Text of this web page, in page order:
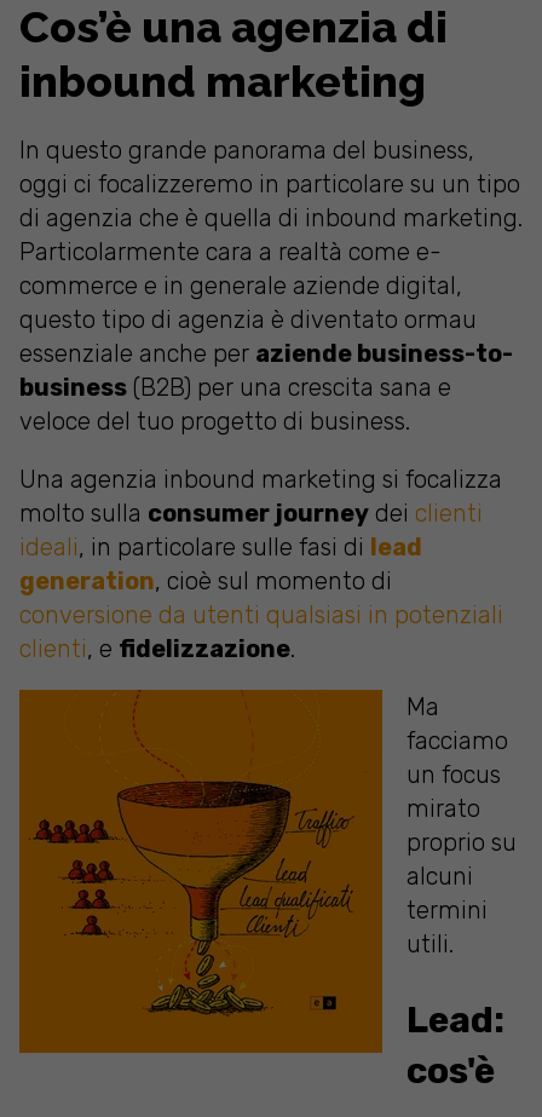
Cos’è una agenzia di
inbound marketing
In questo grande panorama del business,
oggi ci focalizzeremo in particolare su un tipo
di agenzia che è quella di inbound marketing.
Particolarmente cara a realtà come e-
commerce e in generale aziende digital,
questo tipo di agenzia è diventato ormau
essenziale anche per aziende business-to-
business (B2B) per una crescita sana e
veloce del tuo progetto di business.
Una agenzia inbound marketing si focalizza
molto sulla consumer journey dei clienti
ideali, in particolare sulle fasi di lead
generation, cioè sul momento di
conversione da utenti qualsiasi in potenziali
clienti, e fidelizzazione.
Ma
facciamo
un focus
mirato
proprio su
alcuni
termini
utili.
Lead:
cos'è